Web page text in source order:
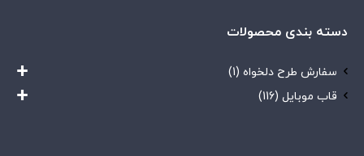
دسته بندی محصولات
سفارش طرح دلخواه (1)
قاب موبایل (116)